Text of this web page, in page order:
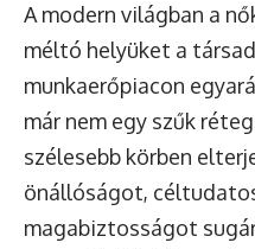
A modern világban a
méltó helyüket a
munkaerőpiacon
már nem egy szűk
szélesebb körben
önállóságot,
magabiztosságot